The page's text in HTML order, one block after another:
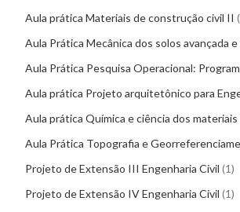
Aula prática Materiais de construção civil II
Aula Prática Mecânica dos solos avançada
Aula Prática Pesquisa Operacional:
Aula prática Projeto arquitetônico para
Aula prática Química e ciência dos materiais
Aula Prática Topografia e
Projeto de Extensão III Engenharia Civil 1
Projeto de Extensão IV Engenharia Civil 1